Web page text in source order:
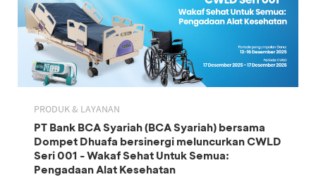
PRODUK & LAYANAN
PT Bank BCA Syariah (BCA Syariah) bersama
Dompet Dhuafa bersinergi meluncurkan CWLD
Seri 001 - Wakaf Sehat Untuk Semua:
Pengadaan Alat Kesehatan